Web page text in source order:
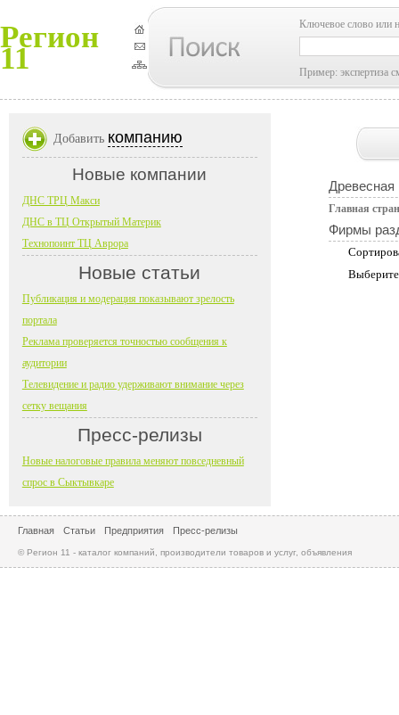
Регион
11
Ключевое слово или
Пример: экспертиза
Главная
Фирмы
Добавить компанию
Новые компании
ДНС ТРЦ Макси
ДНС в ТЦ Открытый Материк
Технопоинт ТЦ Аврора
Новые статьи
Публикация и модерация показывают зрелость
портала
Реклама проверяется точностью сообщения к
аудитории
Телевидение и радио удерживают внимание через
сетку вещания
Пресс-релизы
Новые налоговые правила меняют повседневный
спрос в Сыктывкаре
Главная Статьи Предприятия Пресс-релизы
© Регион 11 - каталог компаний, производители товаров и услуг, объявления